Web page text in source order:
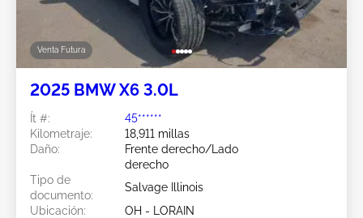
Venta Futura
2025 BMW X6 3.0L
Ít #:
45******
Kilometraje:
18,911 millas
Daño:
Frente derecho/Lado
derecho
Tipo de
documento:
Salvage Illinois
Ubicación:
OH - LORAIN